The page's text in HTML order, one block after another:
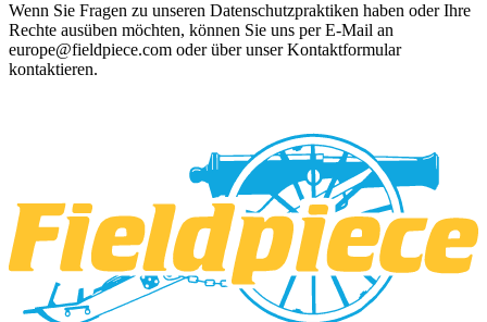
Wenn Sie Fragen zu unseren Datenschutzpraktiken haben oder Ihre
Rechte ausüben möchten, können Sie uns per E-Mail an
europe@fieldpiece.com oder über unser Kontaktformular
kontaktieren.